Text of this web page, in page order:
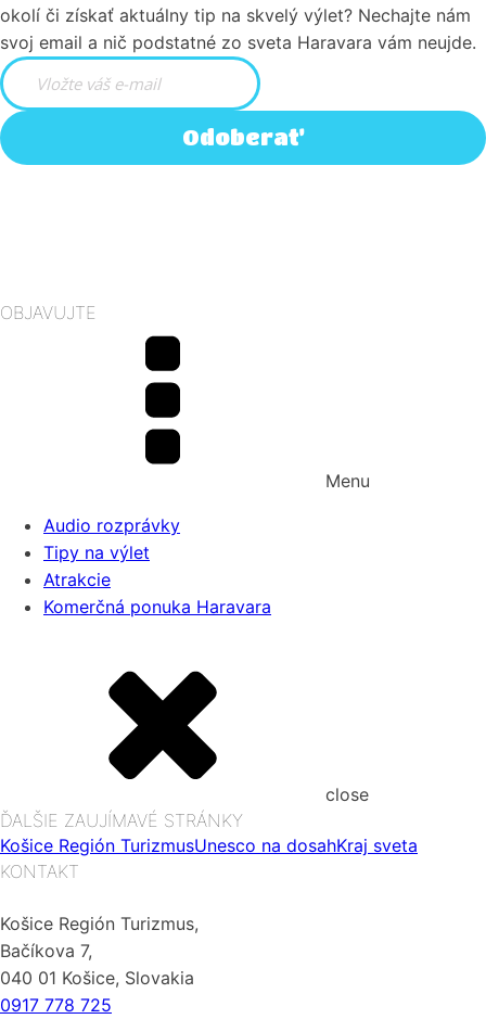
okolí či získať aktuálny tip na skvelý výlet? Nechajte nám
svoj email a nič podstatné zo sveta Haravara vám neujde.
Odoberať
OBJAVUJTE
Menu
Audio rozprávky
Tipy na výlet
Atrakcie
Komerčná ponuka Haravara
close
ĎALŠIE ZAUJÍMAVÉ STRÁNKY
Košice Región TurizmusUnesco na dosahKraj sveta
KONTAKT
Košice Región Turizmus,
Bačíkova 7,
040 01 Košice, Slovakia
0917 778 725